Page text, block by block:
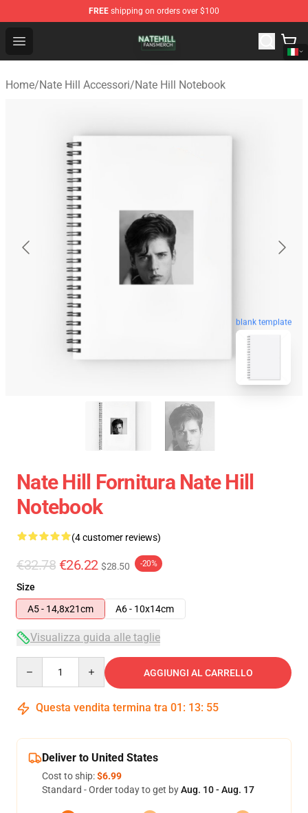
FREE shipping on orders over $100
Open menu
Nate Hill Shop - Official Nate Hill Merchandise Store
Home/Nate Hill Accessori/Nate Hill Notebook
blank template
Nate Hill Fornitura Nate Hill
Notebook
(4 customer reviews)
€32.78 €26.22 $28.50 -20%
Size
A5 - 14,8x21cm
A6 - 10x14cm
Visualizza guida alle taglie
AGGIUNGI AL CARRELLO
Questa vendita termina tra 01 : 13: 54
Deliver to United States
Cost to ship:$6.99
Standard - Order today to get byAug. 10 - Aug. 17